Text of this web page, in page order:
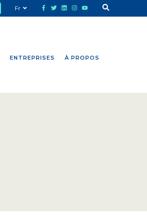
ENTREPRISES À PROPOS
Fr